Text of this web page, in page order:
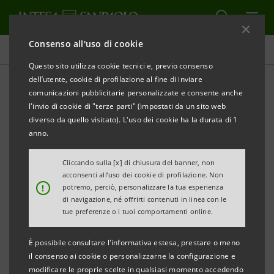
Consenso all'uso di cookie
Questo sito utilizza cookie tecnici e, previo consenso
dell’utente, cookie di profilazione al fine di inviare
comunicazioni pubblicitarie personalizzate e consente anche
l'invio di cookie di "terze parti" (impostati da un sito web
diverso da quello visitato). L'uso dei cookie ha la durata di 1
anno.
!
Cliccando sulla [x] di chiusura del banner, non
acconsenti all’uso dei cookie di profilazione. Non
potremo, perciò, personalizzare la tua esperienza
di navigazione, né offrirti contenuti in linea con le
tue preferenze o i tuoi comportamenti online.
È possibile consultare l'informativa estesa, prestare o meno
il consenso ai cookie o personalizzarne la configurazione e
modificare le proprie scelte in qualsiasi momento accedendo
Comunicati stampa
STAMPA AGGIORNA
INTESA SANPAOLO UNICA BANCA ITALIANA
Qorus-Accenture Banking Innovation
Award 2022 premiano quattro progetti
innovativi
pool internazionale di esperti alle iniziative
e alle idee più innovative a livello globale.